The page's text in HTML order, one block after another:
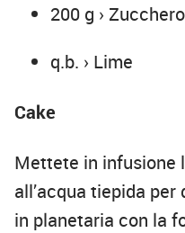
200 g › Zucchero
q.b. › Lime
Cake
Mettete in infusione
all’acqua tiepida
in planetaria con la